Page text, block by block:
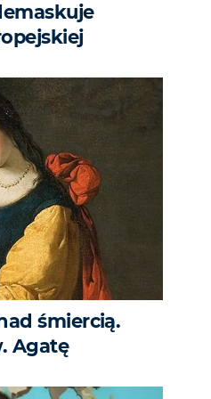
śmiercią.
Agatę